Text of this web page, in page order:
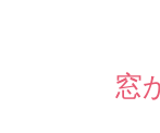
窓